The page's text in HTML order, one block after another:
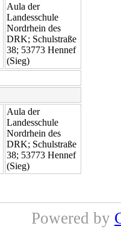
Aula der
Landesschule
Nordrhein des
DRK; Schulstraße
38; 53773 Hennef
(Sieg)
Aula der
Landesschule
Nordrhein des
DRK; Schulstraße
38; 53773 Hennef
(Sieg)
Powered by